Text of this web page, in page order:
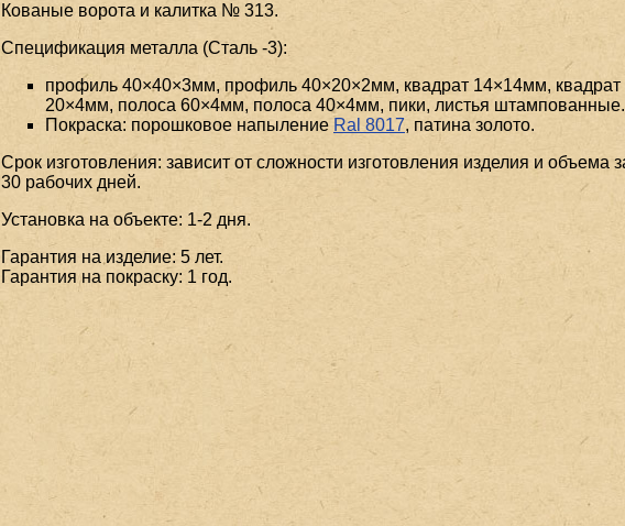
Кованые ворота и калитка № 313.
Спецификация металла (Сталь -3):
профиль 40×40×3мм, профиль 40×20×2мм, квадрат 14×14мм,
20×4мм, полоса 60×4мм, полоса 40×4мм, пики, листья штампованные.
Покраска: порошковое напыление Ral 8017, патина золото.
Срок изготовления: зависит от сложности изготовления изделия и объема
30 рабочих дней.
Установка на объекте: 1-2 дня.
Гарантия на изделие: 5 лет.
Гарантия на покраску: 1 год.